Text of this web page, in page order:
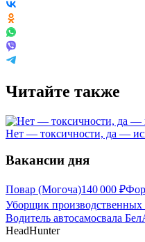
Читайте также
Нет — токсичности, да —
Вакансии дня
Повар (Могоча)140 000 ₽
Уборщик
Водитель автосамосвала
HeadHunter